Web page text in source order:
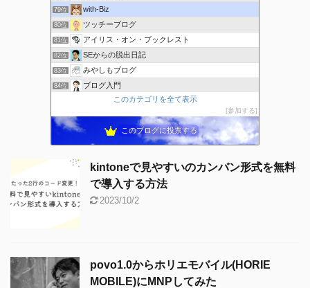
79位 with-Biz
80位 ツッチーブログ
81位 アイリス・オン・ブックレスト
82位 SEからの脱出日記
83位 みやしもブログ
84位 ブログ入門
86位 LIFE GAME
このカテゴリを全て表示
参加する
このブログに投票する
kintoneで見やすいのカンバン形式を無料
で導入する方法
2023/10/2
povo1.0からホリエモバイル(HORIE
MOBILE)にMNPしてみた